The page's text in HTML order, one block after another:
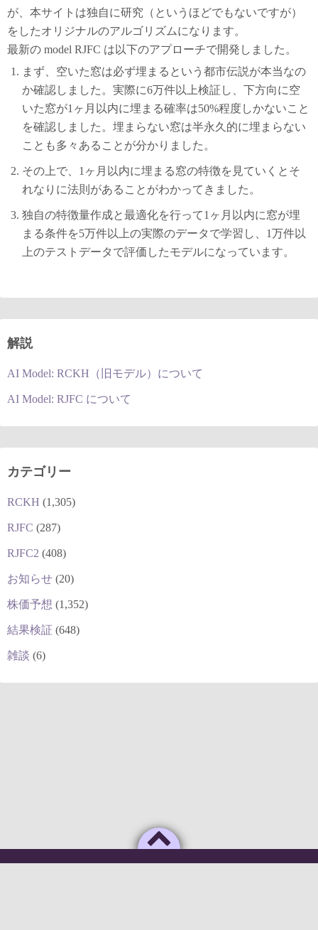
が、本サイトは独自に研究（というほどでもないですが）
をしたオリジナルのアルゴリズムになります。
最新の model RJFC は以下のアプローチで開発しました。
まず、空いた窓は必ず埋まるという都市伝説が本当なの
か確認しました。実際に6万件以上検証し、下方向に空
いた窓が1ヶ月以内に埋まる確率は50%程度しかないこと
を確認しました。埋まらない窓は半永久的に埋まらない
ことも多々あることが分かりました。
その上で、1ヶ月以内に埋まる窓の特徴を見ていくとそ
れなりに法則があることがわかってきました。
独自の特徴量作成と最適化を行って1ヶ月以内に窓が埋
まる条件を5万件以上の実際のデータで学習し、1万件以
上のテストデータで評価したモデルになっています。
解説
AI Model: RCKH（旧モデル）について
AI Model: RJFC について
カテゴリー
RCKH (1,305)
RJFC (287)
RJFC2 (408)
お知らせ (20)
株価予想 (1,352)
結果検証 (648)
雑談 (6)